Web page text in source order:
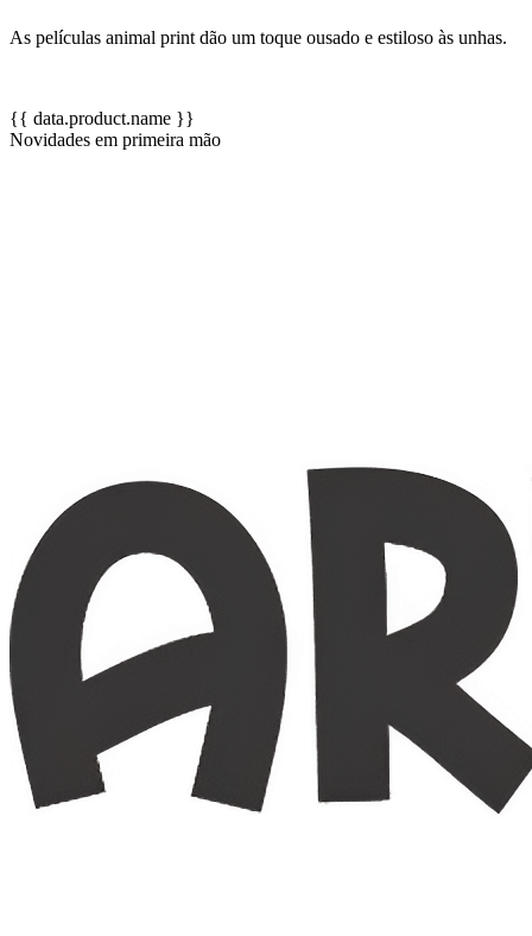
As películas animal print dão um toque ousado e estiloso às unhas.
{{ data.product.name }}
Novidades em primeira mão